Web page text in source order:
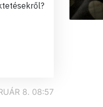
8. 08:57